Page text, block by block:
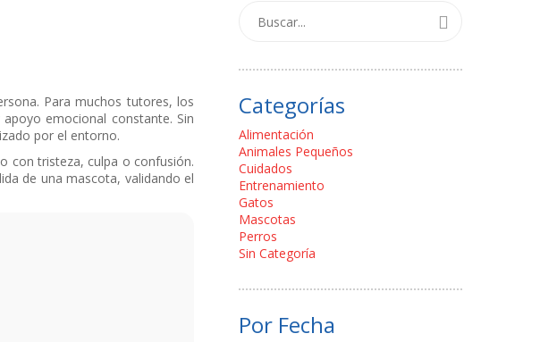
Para muchos tutores, los
emocional constante. Sin
por el entorno.
con tristeza, culpa o confusión.
de una mascota, validando el
Categorías
Alimentación
Animales Pequeños
Cuidados
Entrenamiento
Gatos
Mascotas
Perros
Sin Categoría
Por Fecha